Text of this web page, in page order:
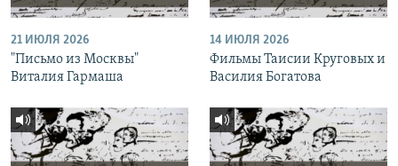
21 ИЮЛЯ 2026
"Письмо из Москвы"
Виталия Гармаша
14 ИЮЛЯ 2026
Фильмы Таисии Круговых и
Василия Богатова